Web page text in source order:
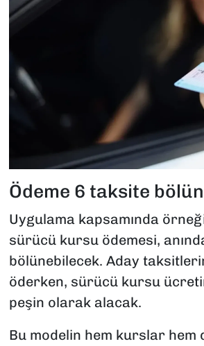
Ödeme 6 taksite
Uygulama kapsamında
sürücü kursu ödemesi,
bölünebilecek. Aday
öderken, sürücü kursu
peşin olarak alacak.
Bu modelin hem kurslar hem